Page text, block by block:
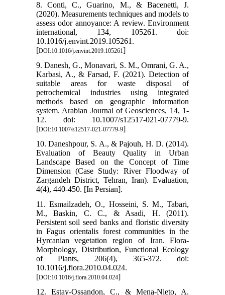
8. Conti, C., Guarino, M., & Bacenetti, J.
(2020). Measurements techniques and models to
assess odor annoyance: A review. Environment
international, 134, 105261. doi:
10.1016/j.envint.2019.105261.
[DOI:10.1016/j.envint.2019.105261]
9. Danesh, G., Monavari, S. M., Omrani, G. A.,
Karbasi, A., & Farsad, F. (2021). Detection of
suitable areas for waste disposal of
petrochemical industries using integrated
methods based on geographic information
system. Arabian Journal of Geosciences, 14, 1-
12. doi: 10.1007/s12517-021-07779-9.
[DOI:10.1007/s12517-021-07779-9]
10. Daneshpour, S. A., & Pajouh, H. D. (2014).
Evaluation of Beauty Quality in Urban
Landscape Based on the Concept of Time
Dimension (Case Study: River Floodway of
Zargandeh District, Tehran, Iran). Evaluation,
4(4), 440-450. [In Persian].
11. Esmailzadeh, O., Hosseini, S. M., Tabari,
M., Baskin, C. C., & Asadi, H. (2011).
Persistent soil seed banks and floristic diversity
in Fagus orientalis forest communities in the
Hyrcanian vegetation region of Iran. Flora-
Morphology, Distribution, Functional Ecology
of Plants, 206(4), 365-372. doi:
10.1016/j.flora.2010.04.024.
[DOI:10.1016/j.flora.2010.04.024]
12. Estay-Ossandon, C., & Mena-Nieto, A.